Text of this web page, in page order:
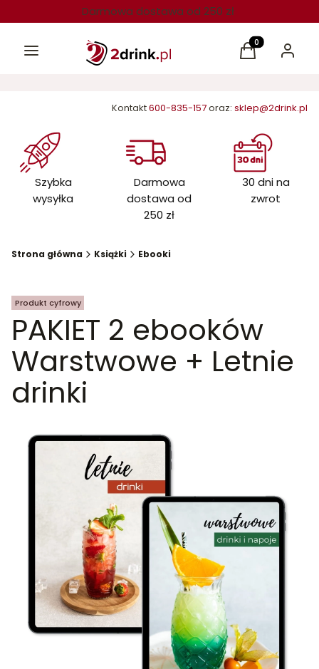
Darmowa dostawa od 250 zł
Menu Produkty w
Koszyk Zaloguj
Kontakt600-835-157oraz: sklep@2drink.pl
Szybka
wysyłka
Darmowa
dostawa od
250 zł
30 dni na
zwrot
Strona główna Książki Ebooki
Produkt cyfrowy
PAKIET 2 ebooków
Warstwowe + Letnie
drinki